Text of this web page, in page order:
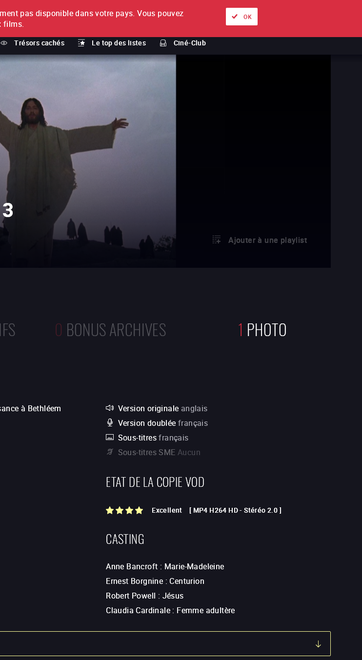
Trésors cachés Le top des listes Ciné-Club
À propos Nos offres
Ajouter à une playlist
0 BONUS ARCHIVES 1 PHOTO
à Bethléem
Version originale anglais
Version doublée français
Sous-titres français
Sous-titres SME Aucun
ETAT DE LA COPIE VOD
Excellent [ MP4 H264 HD-Stéréo 2.0 ]
CASTING
Anne Bancroft : Marie-Madeleine
Ernest Borgnine :Centurion
Robert Powell : Jésus
Claudia Cardinale : Femme adultère
pas disponible dans votre pays. Vous pouvez
films.
OK